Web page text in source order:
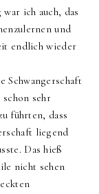
ich auch, das
und
endlich wieder
Schwangerschaft
sehr
führten, dass
liegend
Das hieß
nicht sehen